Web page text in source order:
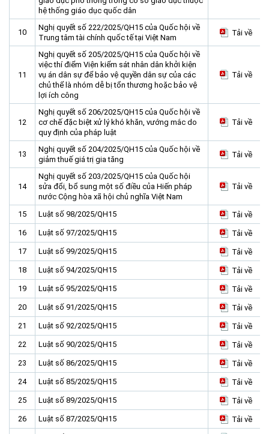
hệ thống giáo dục quốc dân
10
Nghị quyết số 222/2025/QH15 của Quốc hội về
Trung tâm tài chính quốc tế tại Việt Nam
Tải về
11
Nghị quyết số 205/2025/QH15 của Quốc hội về
việc thí điểm Viện kiểm sát nhân dân khởi kiện
vụ án dân sự để bảo vệ quyền dân sự của các
chủ thể là nhóm dễ bị tổn thương hoặc bảo vệ
lợi ích công
Tải về
12
Nghị quyết số 206/2025/QH15 của Quốc hội về
cơ chế đặc biệt xử lý khó khăn, vướng mắc do
quy định của pháp luật
Tải về
13
Nghị quyết số 204/2025/QH15 của Quốc hội về
giảm thuế giá trị gia tăng
Tải về
14
Nghị quyết số 203/2025/QH15 của Quốc hội
sửa đổi, bổ sung một số điều của Hiến pháp
nước Cộng hòa xã hội chủ nghĩa Việt Nam
Tải về
15 Luật số 98/2025/QH15
Tải về
16
Luật số 97/2025/QH15
Tải về
17
Luật số 99/2025/QH15
Tải về
18
Luật số 94/2025/QH15
Tải về
19
Luật số 95/2025/QH15
Tải về
20
Luật số 91/2025/QH15
Tải về
21
Luật số 92/2025/QH15
Tải về
22
Luật số 90/2025/QH15
Tải về
23
Luật số 86/2025/QH15
Tải về
24
Luật số 85/2025/QH15
Tải về
25
Luật số 89/2025/QH15
Tải về
26
Luật số 87/2025/QH15
Tải về